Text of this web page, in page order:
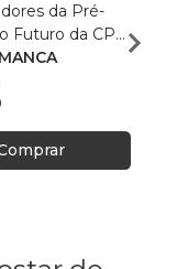
da Pré-
Futuro da CPU Faraó